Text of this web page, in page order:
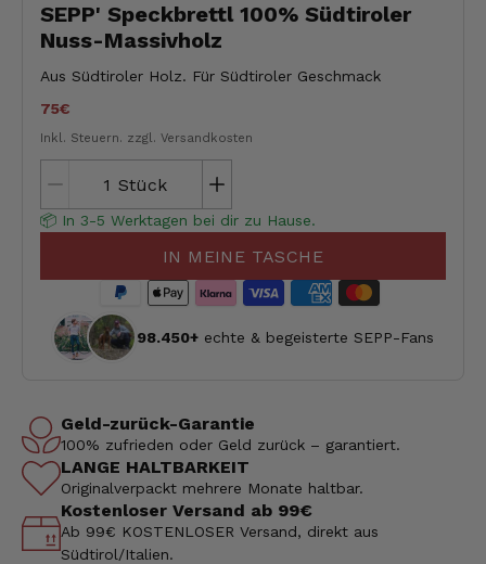
SEPP' Speckbrettl 100% Südtiroler
Nuss-Massivholz
Aus Südtiroler Holz. Für Südtiroler Geschmack
75€
Inkl. Steuern. zzgl. Versandkosten
Stück
📦 In 3-5 Werktagen bei dir zu Hause.
IN MEINE TASCHE
98.450+ echte & begeisterte SEPP-Fans
Geld-zurück-Garantie
100% zufrieden oder Geld zurück – garantiert.
LANGE HALTBARKEIT
Originalverpackt mehrere Monate haltbar.
Kostenloser Versand ab 99€
Ab 99€ KOSTENLOSER Versand, direkt aus
Südtirol/Italien.